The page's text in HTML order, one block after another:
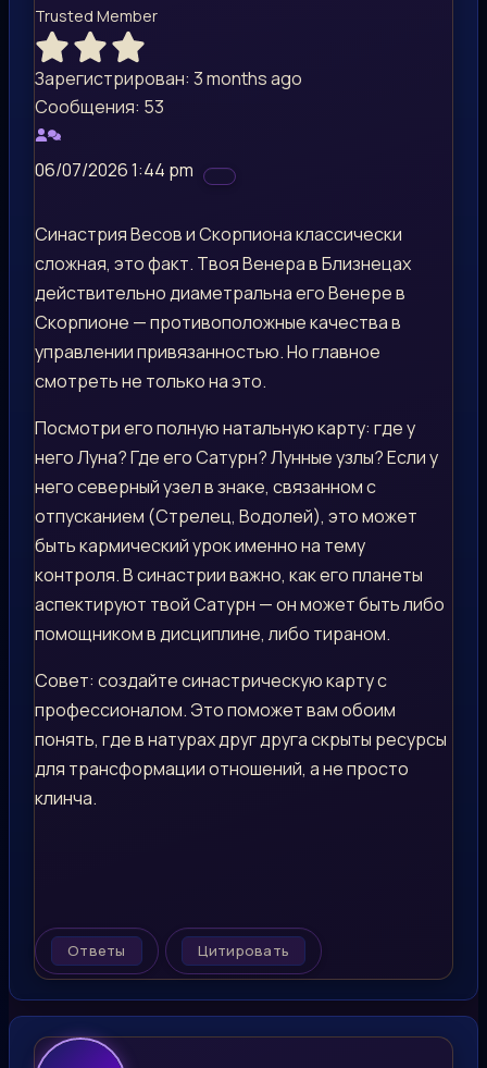
Trusted Member
Зарегистрирован: 3 months ago
Сообщения: 53
06/07/2026 1:44 pm
Синастрия Весов и Скорпиона классически
сложная, это факт. Твоя Венера в Близнецах
действительно диаметральна его Венере в
Скорпионе — противоположные качества в
управлении привязанностью. Но главное
смотреть не только на это.
Посмотри его полную натальную карту: где у
него Луна? Где его Сатурн? Лунные узлы? Если у
него северный узел в знаке, связанном с
отпусканием (Стрелец, Водолей), это может
быть кармический урок именно на тему
контроля. В синастрии важно, как его планеты
аспектируют твой Сатурн — он может быть либо
помощником в дисциплине, либо тираном.
Совет: создайте синастрическую карту с
профессионалом. Это поможет вам обоим
понять, где в натурах друг друга скрыты ресурсы
для трансформации отношений, а не просто
клинча.
Ответы Цитировать